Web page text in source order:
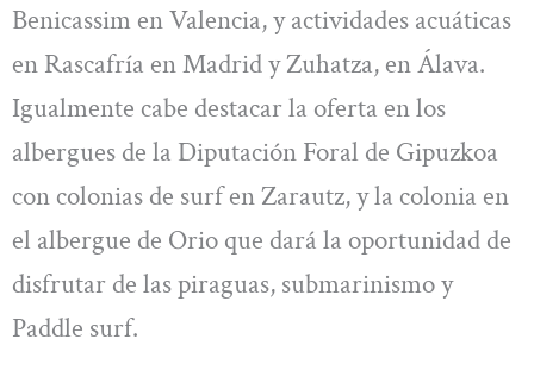
Benicassim en Valencia, y actividades acuáticas
en Rascafría en Madrid y Zuhatza, en Álava.
Igualmente cabe destacar la oferta en los
albergues de la Diputación Foral de Gipuzkoa
con colonias de surf en Zarautz, y la colonia en
el albergue de Orio que dará la oportunidad de
disfrutar de las piraguas, submarinismo y
Paddle surf.